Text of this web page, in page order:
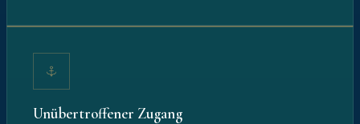
Unübertroffener Zugang